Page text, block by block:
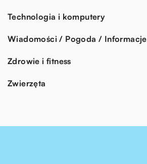
Technologia i komputery
Wiadomości / Pogoda / Informacje
Zdrowie i fitness
Zwierzęta